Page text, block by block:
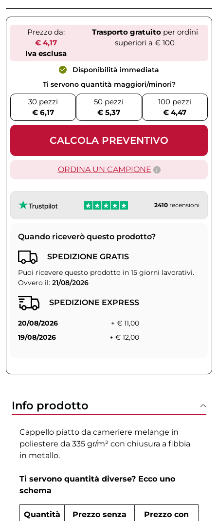
Prezzo da:
€ 4,17
Iva esclusa
Trasporto gratuitoper ordini
superiori a € 100
Disponibilità immediata
Ti servono quantità maggiori/minori?
30 pezzi
€ 6,17
50 pezzi
€ 5,37
100 pezzi
€ 4,47
CALCOLA PREVENTIVO
ORDINA UN CAMPIONE
2410 recensioni
Quando riceverò questo prodotto?
SPEDIZIONE GRATIS
Puoi ricevere questo prodotto in 15 giorni lavorativi.
Ovvero il: 21/08/2026
SPEDIZIONE EXPRESS
20/08/2026
+ € 11,00
19/08/2026
+ € 12,00
Info prodotto
Cappello piatto da cameriere melange in
poliestere da 335 gr/m² con chiusura a fibbia
in metallo.
Ti servono quantità diverse? Ecco uno
schema
Quantità
Prezzo senza
Prezzo con